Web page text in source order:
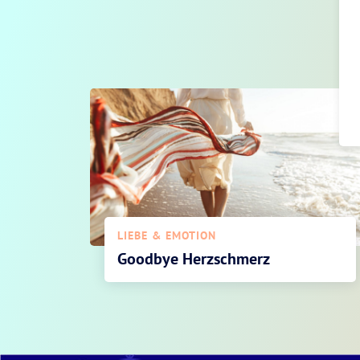
LIEBE & EMOTION
Goodbye Herzschmerz